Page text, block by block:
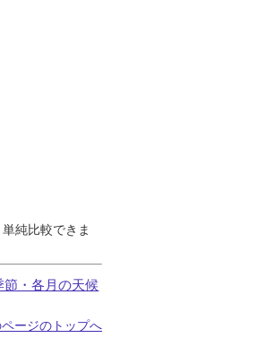
純比較できま
節・各月の天候
ページのトップへ